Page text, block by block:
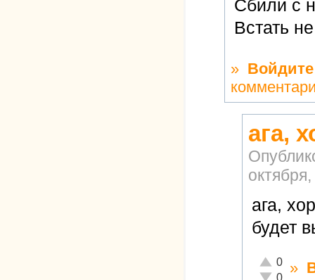
Сбили с
Встать
» Войдите
ага,
ага,
будет
Отлично!
0 »